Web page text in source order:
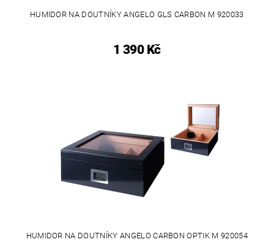
HUMIDOR NA DOUTNÍKY ANGELO GLS CARBON M 920033
1 390 Kč
HUMIDOR NA DOUTNÍKY ANGELO CARBON OPTIK M 920054